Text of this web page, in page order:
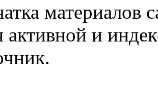
материалов
активной и